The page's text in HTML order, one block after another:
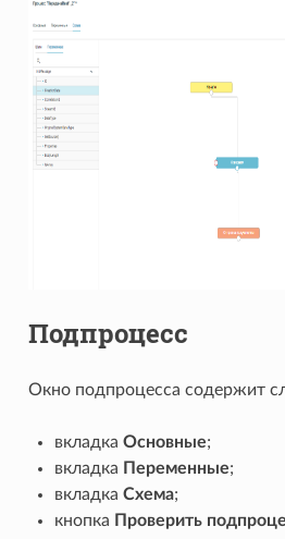
Подпроцесс
Окно подпроцесса содержит
вкладка Основные;
вкладка Переменные;
вкладка Схема;
кнопка Проверить